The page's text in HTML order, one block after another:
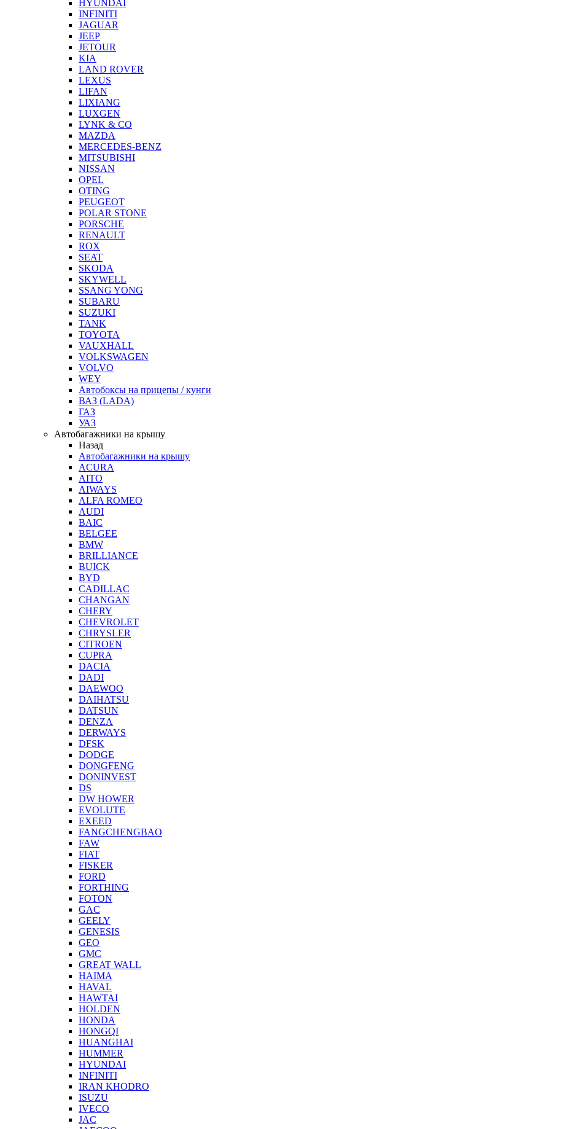
HYUNDAI
INFINITI
JAGUAR
JEEP
JETOUR
KIA
LAND ROVER
LEXUS
LIFAN
LIXIANG
LUXGEN
LYNK & CO
MAZDA
MERCEDES-BENZ
MITSUBISHI
NISSAN
OPEL
OTING
PEUGEOT
POLAR STONE
PORSCHE
RENAULT
ROX
SEAT
SKODA
SKYWELL
SSANG YONG
SUBARU
SUZUKI
TANK
TOYOTA
VAUXHALL
VOLKSWAGEN
VOLVO
WEY
Автобоксы на прицепы / кунги
ВАЗ (LADA)
ГАЗ
УАЗ
Автобагажники на крышу
Назад
Автобагажники на крышу
ACURA
AITO
AIWAYS
ALFA ROMEO
AUDI
BAIC
BELGEE
BMW
BRILLIANCE
BUICK
BYD
CADILLAC
CHANGAN
CHERY
CHEVROLET
CHRYSLER
CITROEN
CUPRA
DACIA
DADI
DAEWOO
DAIHATSU
DATSUN
DENZA
DERWAYS
DFSK
DODGE
DONGFENG
DONINVEST
DS
DW HOWER
EVOLUTE
EXEED
FANGCHENGBAO
FAW
FIAT
FISKER
FORD
FORTHING
FOTON
GAC
GEELY
GENESIS
GEO
GMC
GREAT WALL
HAIMA
HAVAL
HAWTAI
HOLDEN
HONDA
HONGQI
HUANGHAI
HUMMER
HYUNDAI
INFINITI
IRAN KHODRO
ISUZU
IVECO
JAC